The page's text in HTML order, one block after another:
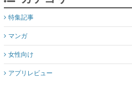
特集記事
マンガ
女性向け
アプリレビュー